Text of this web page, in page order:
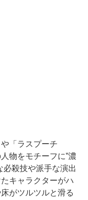
「ラスプーチ
物をモチーフに”濃
必殺技や派手な演出
キャラクターがハ
がツルツルと滑る